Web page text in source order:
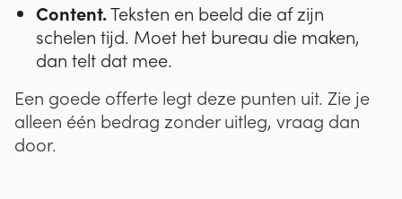
Content.Teksten en beeld die af zijn
schelen tijd. Moet het bureau die maken,
dan telt dat mee.
Een goede offerte legt deze punten uit. Zie je
alleen één bedrag zonder uitleg, vraag dan
door.